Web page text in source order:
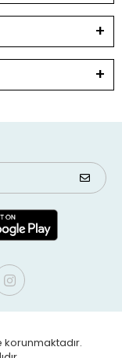
korunmaktadır.